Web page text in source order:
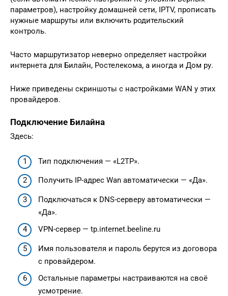
параметров), настройку домашней сети, IPTV, прописать
нужные маршруты или включить родительский
контроль.
Часто маршрутизатор неверно определяет настройки
интернета для Билайн, Ростелекома, а иногда и Дом ру.
Ниже приведены скриншоты с настройками WAN у этих
провайдеров.
Подключение Билайна
Здесь:
Тип подключения — «L2TP».
Получить IP-адрес Wan автоматически — «Да».
Подключаться к DNS-серверу автоматически —
«Да».
VPN-сервер — tp.internet.beeline.ru
Имя пользователя и пароль берутся из договора
с провайдером.
Остальные параметры настраиваются на своё
усмотрение.